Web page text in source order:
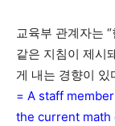
교육부 관계자는
같은 지침이 제시
게 내는 경향이 있
= A staff
the current math